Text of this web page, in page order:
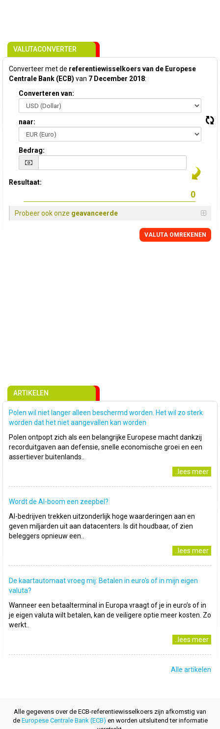
VALUTACONVERTER
Converteer met de referentiewisselkoers van de Europese
Centrale Bank (ECB) van 7 December 2018:
Converteren van:
naar:
Bedrag:
Resultaat:
Probeer ook onze geavanceerde
VALUTA OMREKENEN
ARTIKELEN
Polen wil niet langer alleen beschermd worden. Het wil zo sterk
worden dat het niet aangevallen kan worden
Polen ontpopt zich als een belangrijke Europese macht dankzij
recorduitgaven aan defensie, snelle economische groei en een
assertiever buitenlands..
..lees meer
Wordt de AI-boom een zeepbel?
AI-bedrijven trekken uitzonderlijk hoge waarderingen aan en
geven miljarden uit aan datacenters. Is dit houdbaar, of zien
beleggers opnieuw een..
..lees meer
De kaartautomaat vroeg mij: Betalen in euro's of in mijn eigen
valuta?
Wanneer een betaalterminal in Europa vraagt of je in euro’s of in
je eigen valuta wilt betalen, kan de veiligere optie meer kosten. Zo
werkt..
..lees meer
Alle artikelen
Alle gegevens over de ECB-referentiewisselkoers zijn afkomstig van
de Europese Centrale Bank (ECB) en worden uitsluitend ter informatie